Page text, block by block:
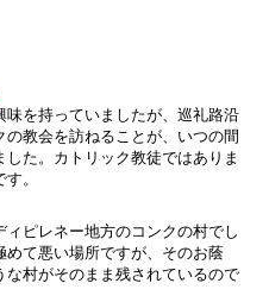
を持っていましたが、巡礼路沿
教会を訪ねることが、いつの間
た。カトリック教徒ではありま
。
ピレネー地方のコンクの村でし
て悪い場所ですが、そのお蔭
村がそのまま残されているので